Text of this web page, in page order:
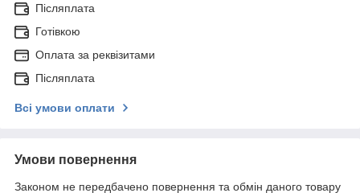
Післяплата
Готівкою
Оплата за реквізитами
Післяплата
Всі умови оплати
Умови повернення
Законом не передбачено повернення та обмін даного товару